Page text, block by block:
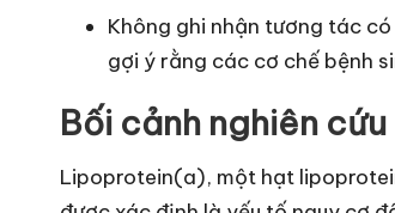
Không ghi nhận tương tác
gợi ý rằng các cơ chế bệnh
Bối cảnh nghiên cứu
Lipoprotein(a), một hạt